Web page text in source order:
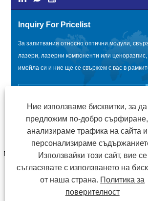
Inquiry For Pricelist
За запитвания относно оптични модули,
лазери, лазерни компоненти или
имейла си и ние ще се свържем с вас в
АВТОРСКО ПРАВО @ 2020 SHENZHEN
TECHNOLOGY CO., LTD. - КИТАЙ
ПРОИЗВОДИТЕЛИ НА ОПТИЧНИ МОДУЛИ,
ЛАЗЕРИ, ДОСТАВЧИЦИ НА ЛАЗЕРНИ
ПРАВА ЗАПАЗЕНИ.
SITEMAP|RSS|
Ние използваме бисквитки, за
предложим по-добро
анализираме трафика на сайта
персонализираме
Използвайки този сайт, вие се
съгласявате с използването на
от наша страна. Политика за
поверителност